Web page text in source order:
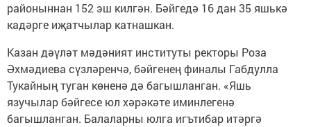
районыннан 152 эш килгән. Бәйгедә 16 дан 35 яшькә
кадәрге иҗатчылар катнашкан.
Казан дәүләт мәдәният институты ректоры Роза
Әхмәдиева сүзләренчә, бәйгенең финалы Габдулла
Тукайның туган көненә дә багышланган. «Яшь
язучылар бәйгесе юл хәрәкәте иминлегенә
багышланган. Балаларны юлга игътибар итәргә